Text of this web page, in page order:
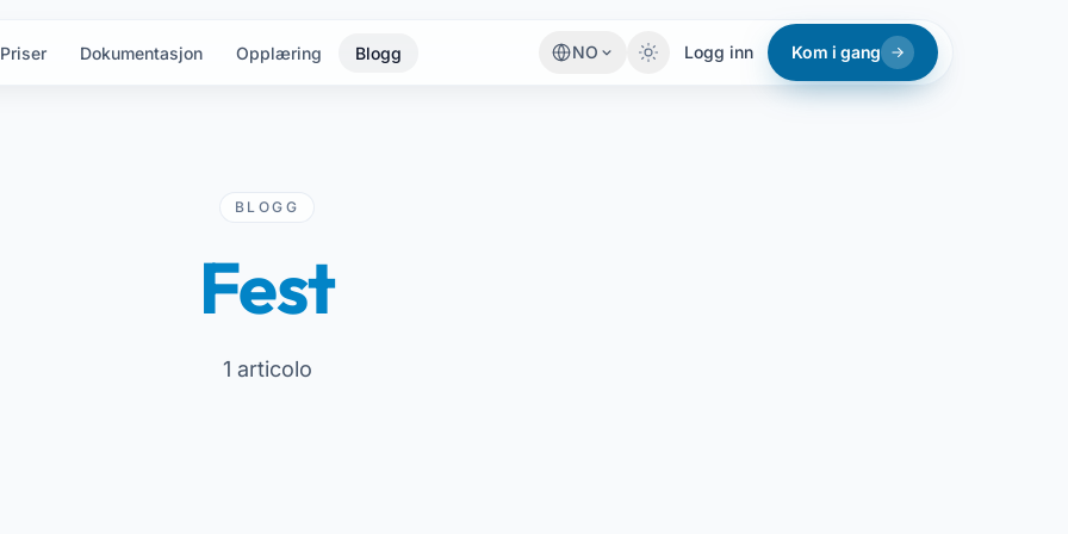
Priser Dokumentasjon Opplæring Blogg NO Logg inn Kom i gang
BLOGG
Fest
1 articolo